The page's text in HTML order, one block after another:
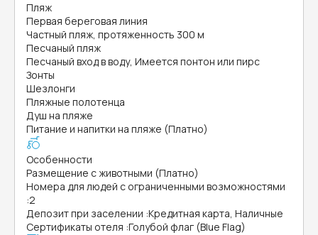
Пляж
Первая береговая линия
Частный пляж, протяженность 300 м
Песчаный пляж
Песчаный вход в воду, Имеется понтон или пирс
Зонты
Шезлонги
Пляжные полотенца
Душ на пляже
Питание и напитки на пляже (Платно)
Особенности
Размещение с животными (Платно)
Номера для людей с ограниченными возможностями
:2
Депозит при заселении :Кредитная карта, Наличные
Сертификаты отеля :Голубой флаг (Blue Flag)